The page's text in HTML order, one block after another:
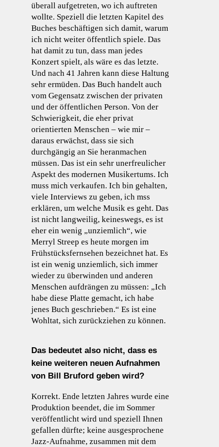
überall aufgetreten, wo ich auftreten
wollte. Speziell die letzten Kapitel des
Buches beschäftigen sich damit, warum
ich nicht weiter öffentlich spiele. Das
hat damit zu tun, dass man jedes
Konzert spielt, als wäre es das letzte.
Und nach 41 Jahren kann diese Haltung
sehr ermüden. Das Buch handelt auch
vom Gegensatz zwischen der privaten
und der öffentlichen Person. Von der
Schwierigkeit, die eher privat
orientierten Menschen – wie mir –
daraus erwächst, dass sie sich
durchgängig an Sie heranmachen
müssen. Das ist ein sehr unerfreulicher
Aspekt des modernen Musikertums. Ich
muss mich verkaufen. Ich bin gehalten,
viele Interviews zu geben, ich mss
erklären, um welche Musik es geht. Das
ist nicht langweilig, keineswegs, es ist
eher ein wenig „unziemlich“, wie
Merryl Streep es heute morgen im
Frühstücksfernsehen bezeichnet hat. Es
ist ein wenig unziemlich, sich immer
wieder zu überwinden und anderen
Menschen aufdrängen zu müssen: „Ich
habe diese Platte gemacht, ich habe
jenes Buch geschrieben.“ Es ist eine
Wohltat, sich zurückziehen zu können.
Das bedeutet also nicht, dass es
keine weiteren neuen Aufnahmen
von Bill Bruford geben wird?
Korrekt. Ende letzten Jahres wurde eine
Produktion beendet, die im Sommer
veröffentlicht wird und speziell Ihnen
gefallen dürfte; keine ausgesprochene
Jazz-Aufnahme, zusammen mit dem